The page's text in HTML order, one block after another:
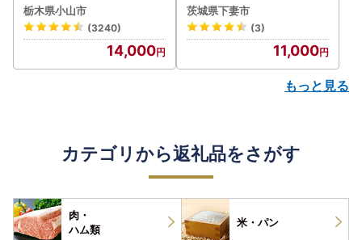
(5個入り×12セット)【配送
不可地域：離島・沖縄県】
【1256759】
栃木県小山市
(3240)
14,000
10月 FN-Limited-PR
茨城県下妻市
(3)
11,000
もっと見る
カテゴリから返礼品をさがす
肉・
ハム類
米・パン